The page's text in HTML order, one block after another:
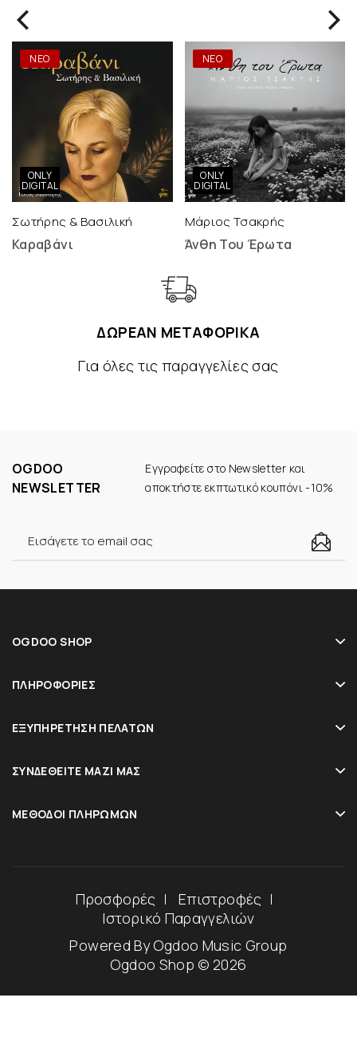
ΝΕΟ
ONLY
DIGITAL
Σωτήρης & Βασιλική
Καραβάνι
ΝΕΟ
ONLY
DIGITAL
Μάριος Τσακρής
Άνθη Του Έρωτα
ΔΩΡΕΑΝ ΜΕΤΑΦΟΡΙΚΑ
Για όλες τις παραγγελίες σας
OGDOO
NEWSLETTER
Εγγραφείτε στο Newsletter και
αποκτήστε εκπτωτικό κουπόνι -10%
OGDOO SHOP
ΠΛΗΡΟΦΟΡΊΕΣ
ΕΞΥΠΗΡΈΤΗΣΗ ΠΕΛΑΤΏΝ
ΣΥΝΔΕΘΕΊΤΕ ΜΑΖΊ ΜΑΣ
ΜΈΘΟΔΟΙ ΠΛΗΡΩΜΏΝ
Προσφορές
Επιστροφές
Ιστορικό Παραγγελιών
Powered ByOgdoo Music Group
Ogdoo Shop © 2026